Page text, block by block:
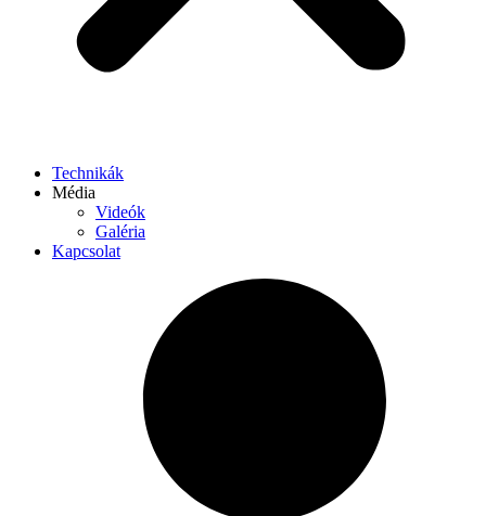
Technikák
Média
Videók
Galéria
Kapcsolat